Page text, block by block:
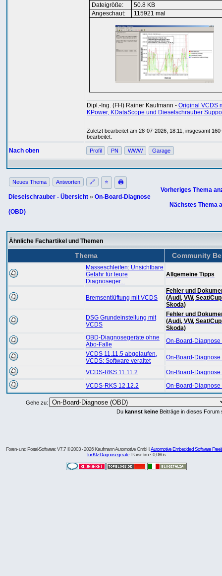
Dateigröße:
50.8 KB
Angeschaut:
115921 mal
Dipl.-Ing. (FH) Rainer Kaufmann - Original VCDS
KPower, KDataScope und Dieselschrauber
Zuletzt bearbeitet am 28-07-2026, 18:11, insgesamt
bearbeitet.
Nach oben Profil PN WWW Garage
Neues Thema Antworten 🔗 ⭐ 🖨
Dieselschrauber - Übersicht » On-Board-Diagnose
(OBD)
Vorheriges Thema
Nächstes Thema
Ähnliche Fachartikel und Themen
Thema Community
Masseschleifen: Unsichtbare
Gefahr für teure
Diagnoseger...
Allgemeine Tipps
Bremsentlüftung mit VCDS
Fehler und
(Audi, VW, Seat/
Skoda)
DSG Grundeinstellung mit
VCDS
Fehler und
(Audi, VW, Seat/
Skoda)
OBD-Diagnosegeräte ohne
Abo-Falle
On-Board-Diagnose
VCDS 11.11.5 abgelaufen,
VCDS: Software veraltet
On-Board-Diagnose
VCDS-RKS 11.11.2
On-Board-Diagnose
VCDS-RKS 12.12.2
On-Board-Diagnose
Gehe zu:
Du kannst keine Beiträge in dieses Forum
Foren- und Portal-Software: V7.7 © 2003 - 2026 Kaufmann Automotive GmbH,Automotive Embedded Software
für Kfz-Diagnosegeräte . Parse time: 0,086s